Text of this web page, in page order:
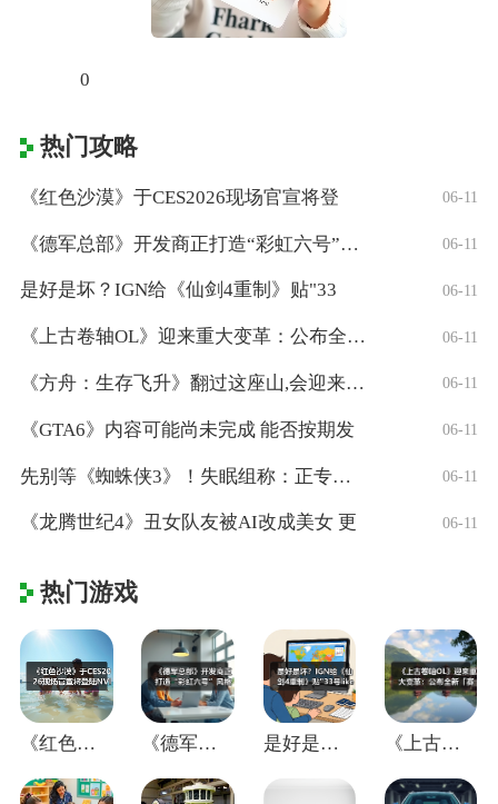
0
热门攻略
《红色沙漠》于CES2026现场官宣将登 06-11
《德军总部》开发商正打造“彩虹六号”风格 06-11
是好是坏？IGN给《仙剑4重制》贴"33 06-11
《上古卷轴OL》迎来重大变革：公布全新「 06-11
《方舟：生存飞升》翻过这座山,会迎来真正 06-11
《GTA6》内容可能尚未完成 能否按期发 06-11
先别等《蜘蛛侠3》！失眠组称：正专注打造 06-11
《龙腾世纪4》丑女队友被AI改成美女 更 06-11
热门游戏
《红色沙漠》于CES2026现场官宣将登 《德军总部》开发商正打造“彩虹六号”风格 是好是坏？IGN给《仙剑4重制》贴"33 《上古卷轴OL》迎来重大变革：公布全新「